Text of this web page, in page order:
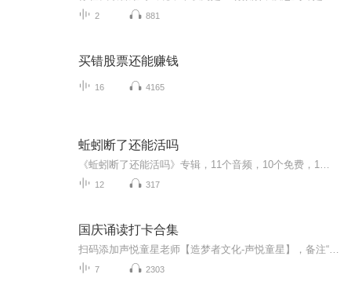
2 881
买错股票还能赚钱
16 4165
蚯蚓断了还能活吗
12 317
国庆诵读打卡合集
7 2303